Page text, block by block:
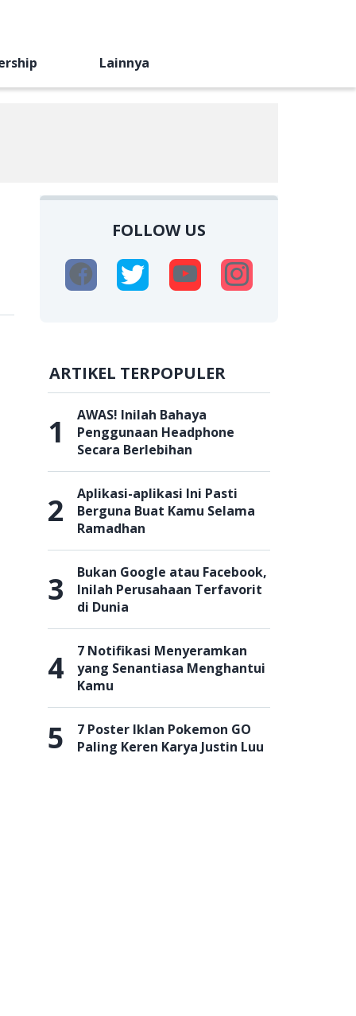
Lainnya
FOLLOW US
ARTIKEL TERPOPULER
1
AWAS! Inilah Bahaya
Penggunaan Headphone
Secara Berlebihan
2
Aplikasi-aplikasi Ini Pasti
Berguna Buat Kamu Selama
Ramadhan
3
Bukan Google atau Facebook,
Inilah Perusahaan Terfavorit
di Dunia
4
7 Notifikasi Menyeramkan
yang Senantiasa Menghantui
Kamu
5
7 Poster Iklan Pokemon GO
Paling Keren Karya Justin Luu